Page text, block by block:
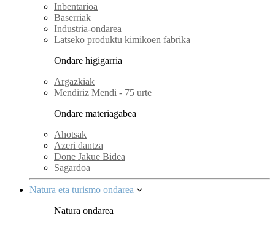
Inbentarioa
Baserriak
Industria-ondarea
Latseko produktu kimikoen fabrika
Ondare higigarria
Argazkiak
Mendiriz Mendi - 75 urte
Ondare materiagabea
Ahotsak
Azeri dantza
Done Jakue Bidea
Sagardoa
Natura eta turismo ondarea
Natura ondarea